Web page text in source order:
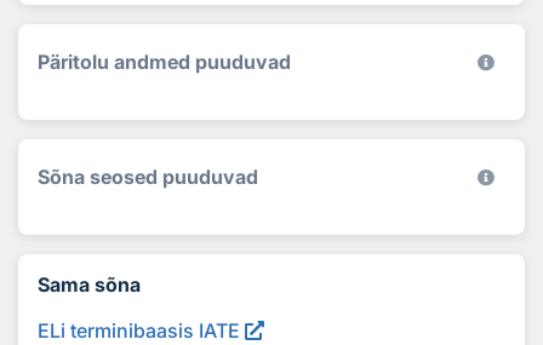
Päritolu andmed puuduvad
Sõna seosed puuduvad
Sama sõna
ELi terminibaasis IATE